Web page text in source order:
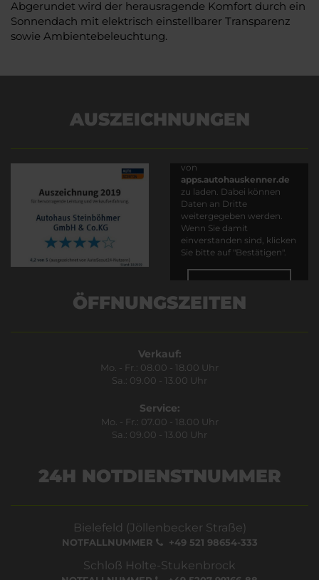
Abgerundet wird der herausragende Komfort durch ein
Sonnendach mit elektrisch einstellbarer Transparenz
sowie Ambientebeleuchtung.
AUSZEICHNUNGEN
von
apps.autohauskenner.de
zu laden. Dabei können
Daten an Dritte
weitergegeben werden.
Wenn Sie damit
einverstanden sind, klicken
Sie bitte auf "Bestätigen".
ÖFFNUNGSZEITEN
Verkauf:
Mo. - Fr.: 08.00 - 18.00 Uhr
Sa.: 09.00 - 13.00 Uhr
Service:
Mo. - Fr.: 07.00 - 18.00 Uhr
Sa.: 09.00 - 13.00 Uhr
24H NOTDIENSTNUMMER
Bielefeld (Jöllenbecker Straße)
NOTFALLNUMMER +49 521 98654-333
Schloß Holte-Stukenbrock